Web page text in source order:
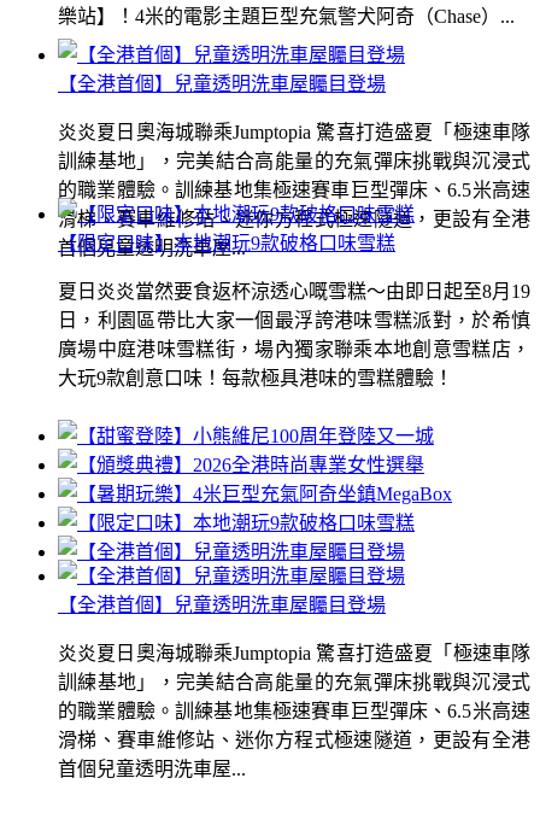
【全港首個】兒童透明洗車屋矚目登場
炎炎夏日奧海城聯乘Jumptopia 驚喜打造盛夏「極速車隊
訓練基地」，完美結合高能量的充氣彈床挑戰與沉浸式
的職業體驗。訓練基地集極速賽車巨型彈床、6.5米高速
滑梯、賽車維修站、迷你方程式極速隧道，更設有全港
首個兒童透明洗車屋...
樂站】！4米的電影主題巨型充氣警犬阿奇（Chase）...
【限定口味】本地潮玩9款破格口味雪糕
夏日炎炎當然要食返杯涼透心嘅雪糕～由即日起至8月19
日，利園區帶比大家一個最浮誇港味雪糕派對，於希慎
廣場中庭港味雪糕街，場內獨家聯乘本地創意雪糕店，
大玩9款創意口味！每款極具港味的雪糕體驗！
【全港首個】兒童透明洗車屋矚目登場
炎炎夏日奧海城聯乘Jumptopia 驚喜打造盛夏「極速車隊
訓練基地」，完美結合高能量的充氣彈床挑戰與沉浸式
的職業體驗。訓練基地集極速賽車巨型彈床、6.5米高速
滑梯、賽車維修站、迷你方程式極速隧道，更設有全港
首個兒童透明洗車屋...